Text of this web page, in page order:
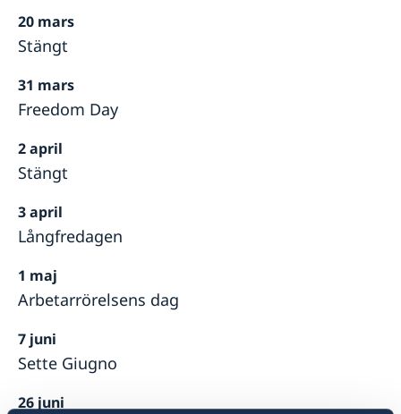
20 mars
Stängt
31 mars
Freedom Day
2 april
Stängt
3 april
Långfredagen
1 maj
Arbetarrörelsens dag
7 juni
Sette Giugno
26 juni